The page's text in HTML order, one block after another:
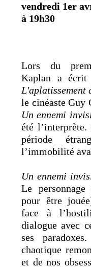
vendredi 1er
à 19h30
Lors du
Kaplan a écrit
L'aplatissement
le cinéaste Guy
Un ennemi
été
période
l’immobilité
Un ennemi
Le
pour être
face à
dialogue avec
ses
chaotique
et de nos